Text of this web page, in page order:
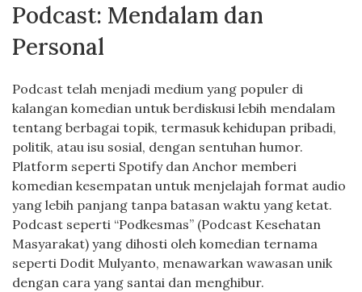
Podcast: Mendalam dan
Personal
Podcast telah menjadi medium yang populer di
kalangan komedian untuk berdiskusi lebih mendalam
tentang berbagai topik, termasuk kehidupan pribadi,
politik, atau isu sosial, dengan sentuhan humor.
Platform seperti Spotify dan Anchor memberi
komedian kesempatan untuk menjelajah format audio
yang lebih panjang tanpa batasan waktu yang ketat.
Podcast seperti “Podkesmas” (Podcast Kesehatan
Masyarakat) yang dihosti oleh komedian ternama
seperti Dodit Mulyanto, menawarkan wawasan unik
dengan cara yang santai dan menghibur.